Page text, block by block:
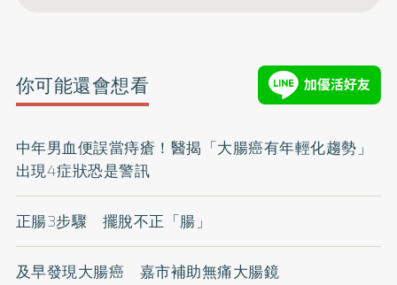
你可能還會想看
中年男血便誤當痔瘡！醫揭「大腸癌有年輕化趨勢」
出現4症狀恐是警訊
正腸3步驟 擺脫不正「腸」
及早發現大腸癌 嘉市補助無痛大腸鏡